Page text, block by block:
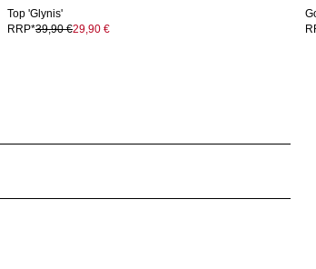
Top 'Glynis'
RRP*39,90 €29,90 €